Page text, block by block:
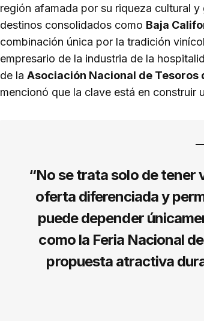
región afamada por su riqueza cultural
destinos consolidados como Baja
combinación única por la tradición
empresario de la industria de la
de la Asociación Nacional de Tesoros
mencionó que la clave está en construir
“No se trata solo de tener
oferta diferenciada y
puede depender
como la Feria Nacional
propuesta atractiva